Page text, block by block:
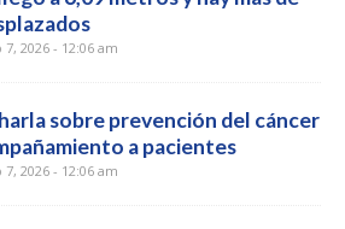
7, 2026 - 12:06 am
sobre prevención del cáncer
a pacientes
7, 2026 - 12:06 am